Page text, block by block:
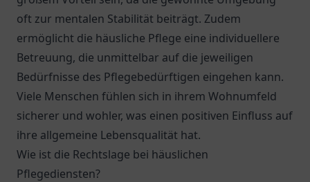
oft zur mentalen Stabilität beiträgt. Zudem
ermöglicht die häusliche Pflege eine individuellere
Betreuung, die unmittelbar auf die jeweiligen
Bedürfnisse des Pflegebedürftigen eingehen kann.
Viele Menschen fühlen sich in ihrem Wohnumfeld
sicherer und wohler, was einen positiven Einfluss auf
ihre allgemeine Lebensqualität hat.
Wie ist die Rechtslage bei häuslichen
Pflegediensten?